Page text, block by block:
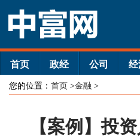
首页 政经 公司 经
您的位置： 首页 >金融 >
【案例】投